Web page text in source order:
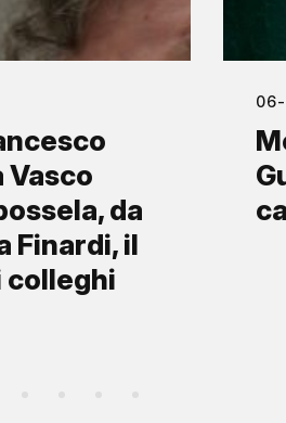
Vasco
da
Finardi, il
colleghi